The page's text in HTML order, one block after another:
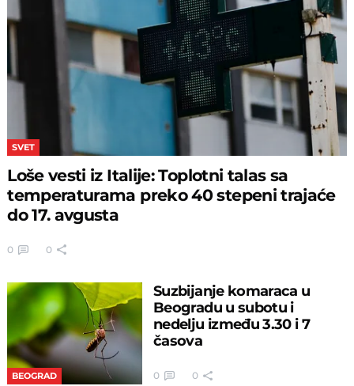
SVET
Loše vesti iz Italije: Toplotni talas sa
temperaturama preko 40 stepeni trajaće
do 17. avgusta
0 0
BEOGRAD
Suzbijanje komaraca u
Beogradu u subotu i
nedelju između 3.30 i 7
časova
0 0